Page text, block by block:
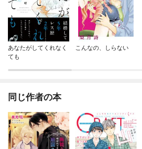
あなたがしてくれなく
ても
こんなの、しらない
同じ作者の本